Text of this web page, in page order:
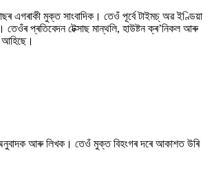
এগৰাকী মুক্ত সাংবাদিক। তেওঁ পূৰ্বে টাইমচ্ অৱ ইণ্ডিয়া
তেওঁৰ প্ৰতিবেদন টেক্সাছ মান্থলি, হাউষ্টন ক্ৰ’নিকল আৰু
অনুবাদক আৰু লিখক। তেওঁ মুক্ত বিহংগৰ দৰে আকাশত উৰি